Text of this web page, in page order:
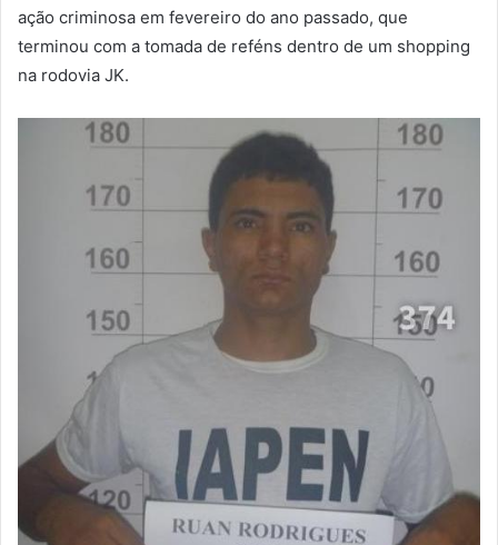
ação criminosa em fevereiro do ano passado, que
terminou com a tomada de reféns dentro de um shopping
na rodovia JK.